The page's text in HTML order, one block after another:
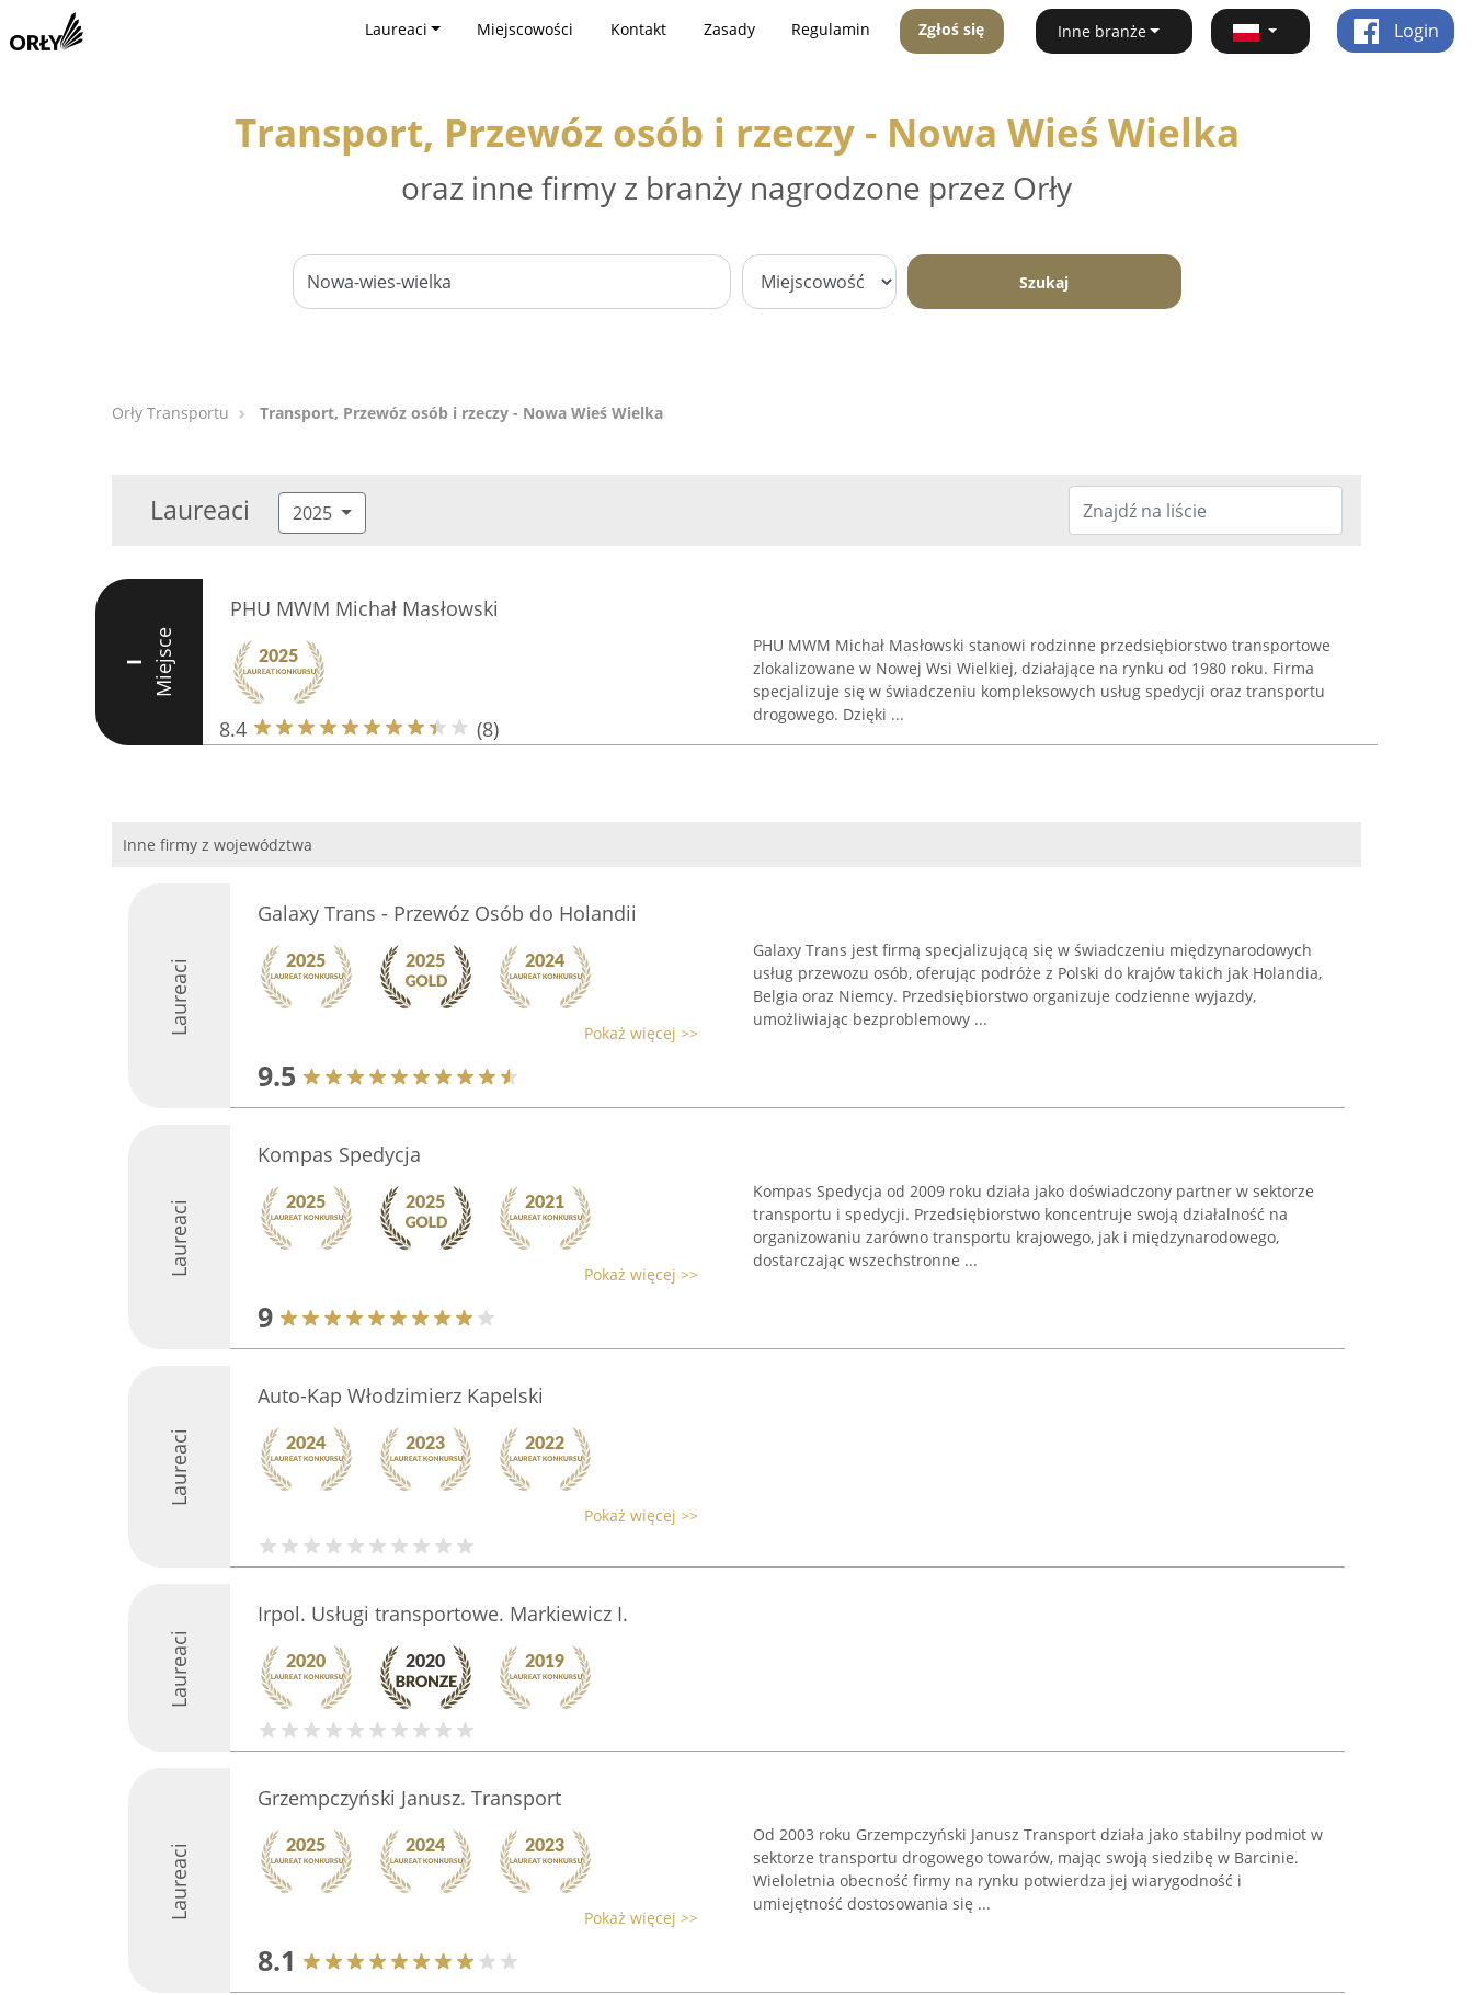
Laureaci Miejscowości Kontakt Zasady Regulamin Zgłoś się Inne branże Login
Transport, Przewóz osób i rzeczy - Nowa Wieś Wielka
oraz inne firmy z branży nagrodzone przez Orły
Szukaj
Orły Transportu Transport, Przewóz osób i rzeczy - Nowa Wieś Wielka
Laureaci 2025
I Miejsce
PHU MWM Michał Masłowski
8.4 (8)
PHU MWM Michał Masłowski stanowi rodzinne przedsiębiorstwo transportowe
zlokalizowane w Nowej Wsi Wielkiej, działające na rynku od 1980 roku. Firma
specjalizuje się w świadczeniu kompleksowych usług spedycji oraz transportu
drogowego. Dzięki ...
Inne firmy z województwa
Laureaci
Galaxy Trans - Przewóz Osób do Holandii
Pokaż więcej >>
9.5
Galaxy Trans jest firmą specjalizującą się w świadczeniu międzynarodowych
usług przewozu osób, oferując podróże z Polski do krajów takich jak Holandia,
Belgia oraz Niemcy. Przedsiębiorstwo organizuje codzienne wyjazdy,
umożliwiając bezproblemowy ...
Laureaci
Kompas Spedycja
Pokaż więcej >>
9
Kompas Spedycja od 2009 roku działa jako doświadczony partner w sektorze
transportu i spedycji. Przedsiębiorstwo koncentruje swoją działalność na
organizowaniu zarówno transportu krajowego, jak i międzynarodowego,
dostarczając wszechstronne ...
Laureaci
Auto-Kap Włodzimierz Kapelski
Pokaż więcej >>
Laureaci
Irpol. Usługi transportowe. Markiewicz I.
Laureaci
Grzempczyński Janusz. Transport
Pokaż więcej >>
8.1
Od 2003 roku Grzempczyński Janusz Transport działa jako stabilny podmiot w
sektorze transportu drogowego towarów, mając swoją siedzibę w Barcinie.
Wieloletnia obecność firmy na rynku potwierdza jej wiarygodność i
umiejętność dostosowania się ...